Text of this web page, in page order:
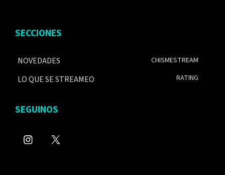
SECCIONES
NOVEDADES
LO QUE SE STREAMEO
CHISMESTREAM
RATING
SEGUINOS